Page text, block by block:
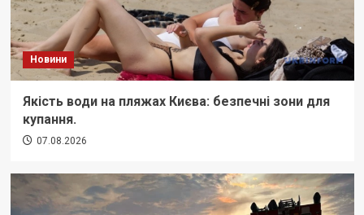
Новини
Якість води на пляжах Києва: безпечні зони для
купання.
07.08.2026